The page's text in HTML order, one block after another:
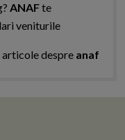
ANAFte
veniturile
despre anaf